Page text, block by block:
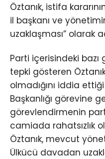
Öztanık, istifa
il başkanı ve
uzaklaşması” olarak
Parti içerisindeki
tepki gösteren
olmadığını iddia
Başkanlığı görevine
görevlendirmenin
camiada rahatsızlık
Öztanık, mevcut
Ülkücü davadan